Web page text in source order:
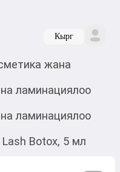
Кырг
жана
ламинациялоо
ламинациялоо
Botox, 5 мл